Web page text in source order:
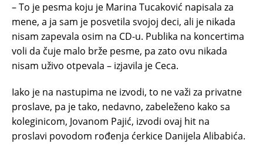
– To je pesma koju je Marina Tucaković napisala za
mene, a ja sam je posvetila svojoj deci, ali je nikada
nisam zapevala osim na CD-u. Publika na koncertima
voli da čuje malo brže pesme, pa zato ovu nikada
nisam uživo otpevala – izjavila je Ceca.
Iako je na nastupima ne izvodi, to ne važi za privatne
proslave, pa je tako, nedavno, zabeleženo kako sa
koleginicom, Jovanom Pajić, izvodi ovaj hit na
proslavi povodom rođenja ćerkice Danijela Alibabića.